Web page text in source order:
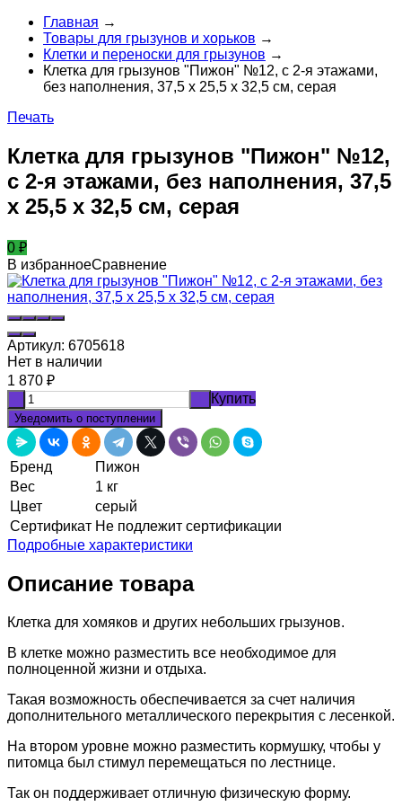
Главная →
Товары для грызунов и хорьков →
Клетки и переноски для грызунов →
Клетка для грызунов "Пижон" №12, с 2-я этажами,
без наполнения, 37,5 х 25,5 х 32,5 см, серая
Печать
Клетка для грызунов "Пижон" №12,
с 2-я этажами, без наполнения, 37,5
х 25,5 х 32,5 см, серая
0 ₽
В избранноеСравнение
Артикул: 6705618
Нет в наличии
1 870 ₽
Купить
Уведомить о поступлении
Бренд
Пижон
Вес
1 кг
Цвет
серый
Сертификат Не подлежит сертификации
Подробные характеристики
Описание товара
Клетка для хомяков и других небольших грызунов.
В клетке можно разместить все необходимое для
полноценной жизни и отдыха.
Такая возможность обеспечивается за счет наличия
дополнительного металлического перекрытия с лесенкой.
На втором уровне можно разместить кормушку, чтобы у
питомца был стимул перемещаться по лестнице.
Так он поддерживает отличную физическую форму.